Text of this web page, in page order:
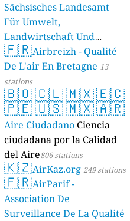
Sächsisches Landesamt
Für Umwelt,
Landwirtschaft Und
Geologie) 50 stations
🇫🇷Airbreizh - Qualité
De L'air En Bretagne 13
stations
🇧🇴🇨🇱🇲🇽🇪🇨
🇵🇪🇺🇸🇲🇽🇦🇷
Aire Ciudadano Ciencia
ciudadana por la Calidad
del Aire806 stations
🇰🇿AirKaz.org 249 stations
🇫🇷AirParif -
Association De
Surveillance De La Qualité